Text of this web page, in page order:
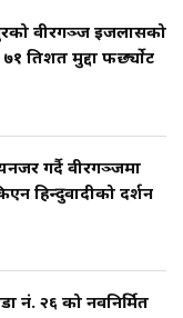
वीरगञ्ज इजलासको
मुद्दा फर्छ्योट
गर्दै वीरगञ्जमा
हिन्दुवादीको प्रदर्शन
नं. २६ को नवनिर्मित